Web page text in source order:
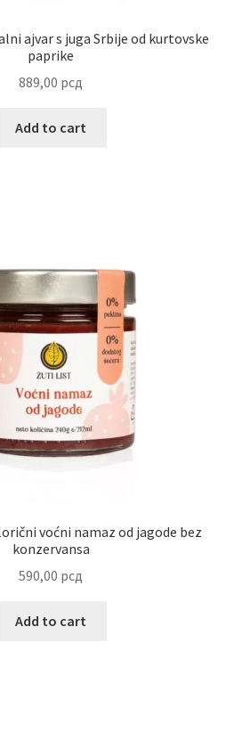
ajvar s juga Srbije od kurtovske
paprike
889,00 рсд
Add to cart
voćni namaz od jagode bez
konzervansa
590,00 рсд
Add to cart